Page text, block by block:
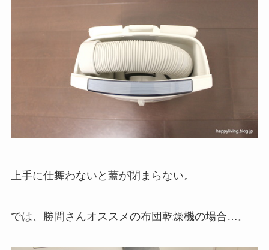
上手に仕舞わないと蓋が閉まらない。
では、勝間さんオススメの布団乾燥機の場合…。